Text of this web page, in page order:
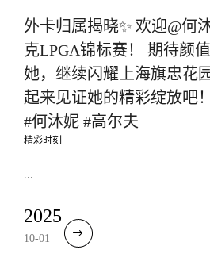
外卡归属揭晓✨ 欢迎@何
克LPGA锦标赛！ 期待颜
她，继续闪耀上海旗忠花
起来见证她的精彩绽放吧
#何沐妮 #高尔夫
精彩时刻
...
2025
10-01